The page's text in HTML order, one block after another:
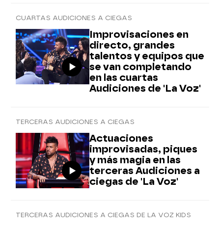
CUARTAS AUDICIONES A CIEGAS
Improvisaciones en
directo, grandes
talentos y equipos que
se van completando
en las cuartas
Audiciones de 'La Voz'
TERCERAS AUDICIONES A CIEGAS
Actuaciones
improvisadas, piques
y más magia en las
terceras Audiciones a
ciegas de 'La Voz'
TERCERAS AUDICIONES A CIEGAS DE LA VOZ KIDS